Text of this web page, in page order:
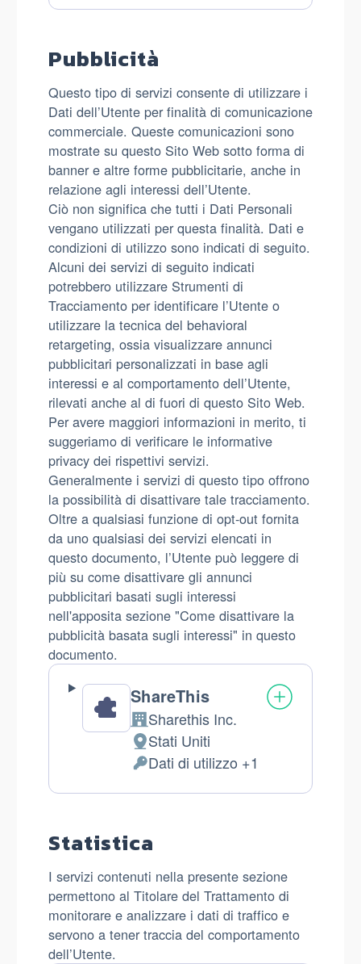
Pubblicità
Questo tipo di servizi consente di utilizzare i
Dati dell’Utente per finalità di comunicazione
commerciale. Queste comunicazioni sono
mostrate su questo Sito Web sotto forma di
banner e altre forme pubblicitarie, anche in
relazione agli interessi dell’Utente.
Ciò non significa che tutti i Dati Personali
vengano utilizzati per questa finalità. Dati e
condizioni di utilizzo sono indicati di seguito.
Alcuni dei servizi di seguito indicati
potrebbero utilizzare Strumenti di
Tracciamento per identificare l’Utente o
utilizzare la tecnica del behavioral
retargeting, ossia visualizzare annunci
pubblicitari personalizzati in base agli
interessi e al comportamento dell’Utente,
rilevati anche al di fuori di questo Sito Web.
Per avere maggiori informazioni in merito, ti
suggeriamo di verificare le informative
privacy dei rispettivi servizi.
Generalmente i servizi di questo tipo offrono
la possibilità di disattivare tale tracciamento.
Oltre a qualsiasi funzione di opt-out fornita
da uno qualsiasi dei servizi elencati in
questo documento, l’Utente può leggere di
più su come disattivare gli annunci
pubblicitari basati sugli interessi
nell'apposita sezione "Come disattivare la
pubblicità basata sugli interessi" in questo
documento.
ShareThis
Azienda:
Sharethis Inc.
Luogo
del
trattamento:
Stati Uniti
Dati
Personali
Dati di utilizzo +1
Statistica
I servizi contenuti nella presente sezione
permettono al Titolare del Trattamento di
monitorare e analizzare i dati di traffico e
servono a tener traccia del comportamento
dell’Utente.